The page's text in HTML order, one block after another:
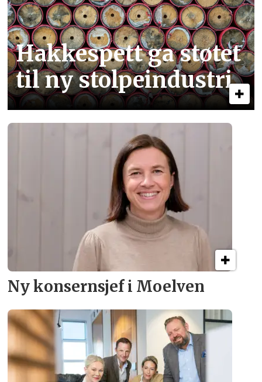
Hakkespett ga støtet
til ny stolpe­industri
Ny konsern­sjef i Moelven